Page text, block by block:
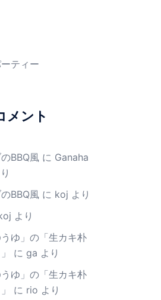
ティー
メント
BBQ風に Ganaha
BBQ風に koj より
より
ゆ」の「生カキ朴
に ga より
ゆ」の「生カキ朴
に rio より